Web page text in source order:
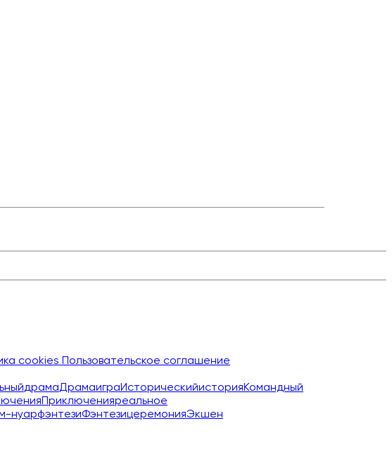
cookies Пользовательское соглашение
драмаДрамаиграИсторическийисторияКомандный
Приключенияреальное
нуарфэнтезиФэнтезицеремонияЭкшен